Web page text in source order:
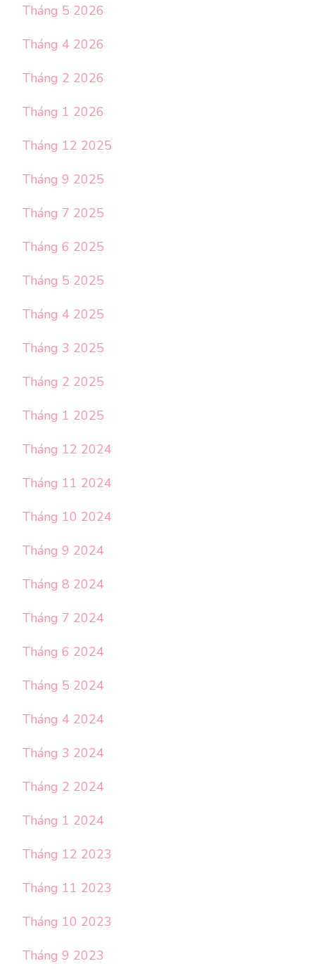
Tháng 5 2026
Tháng 4 2026
Tháng 2 2026
Tháng 1 2026
Tháng 12 2025
Tháng 9 2025
Tháng 7 2025
Tháng 6 2025
Tháng 5 2025
Tháng 4 2025
Tháng 3 2025
Tháng 2 2025
Tháng 1 2025
Tháng 12 2024
Tháng 11 2024
Tháng 10 2024
Tháng 9 2024
Tháng 8 2024
Tháng 7 2024
Tháng 6 2024
Tháng 5 2024
Tháng 4 2024
Tháng 3 2024
Tháng 2 2024
Tháng 1 2024
Tháng 12 2023
Tháng 11 2023
Tháng 10 2023
Tháng 9 2023